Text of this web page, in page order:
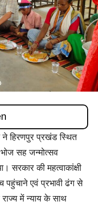
हिरणपुर प्रखंड स्थित
भोज सह जन्मोत्सव
सरकार की महत्वाकांक्षी
पहुंचाने एवं प्रभावी ढंग से
में न्याय के साथ